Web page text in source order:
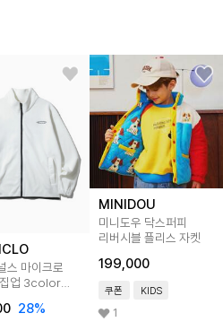
스 마이크로
업 3color
28%
MINIDOU
미니도우 닥스퍼피
리버시블 플리스 자켓
199,000
쿠폰 KIDS
1